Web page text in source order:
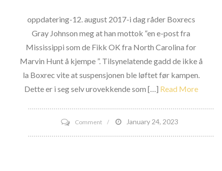
oppdatering-12. august 2017-i dag råder Boxrecs
Gray Johnson meg at han mottok “en e-post fra
Mississippi som de Fikk OK fra North Carolina for
Marvin Hunt å kjempe ”. Tilsynelatende gadd de ikke å
la Boxrec vite at suspensjonen ble løftet før kampen.
Dette er i seg selv urovekkende som […] Read More
Commenton
Mississippi
January 24, 2023